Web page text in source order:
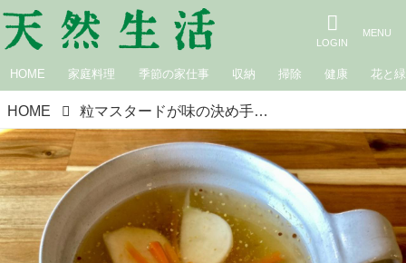
HOME 家庭料理 季節の家仕事 収納 掃除 健康 花と緑
HOME 粒マスタードが味の決め手「かぶのマスタードスープ」｜本多理恵子「50代からは“手抜き”と“息抜き”」